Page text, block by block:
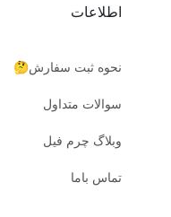
اطلاعات
نحوه ثبت سفارش🤔
سوالات متداول
وبلاگ چرم فیل
تماس باما